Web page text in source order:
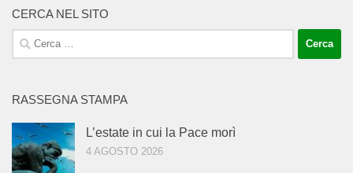
CERCA NEL SITO
Ricerca
per:
RASSEGNA STAMPA
L’estate in cui la Pace morì
4 AGOSTO 2026